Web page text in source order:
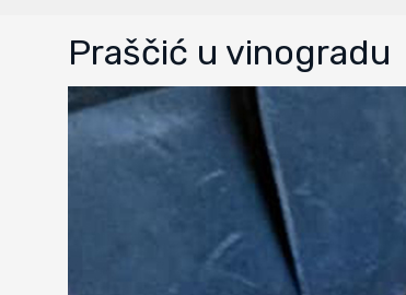
Praščić u vinogradu